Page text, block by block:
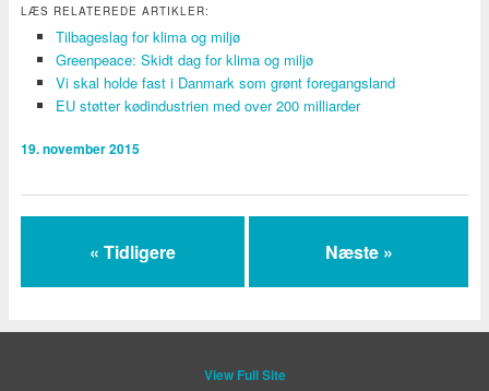
LÆS RELATEREDE ARTIKLER:
Tilbageslag for klima og miljø
Greenpeace: Skidt dag for klima og miljø
Vi skal holde fast i Danmark som grønt foregangsland
EU støtter kødindustrien med over 200 milliarder
19. november 2015
« Tidligere Næste »
View Full Site